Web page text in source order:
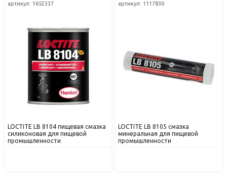
артикул: 1652337
LOCTITE LB 8104 пищевая смазка
силиконовая для пищевой
промышленности
артикул: 1117830
LOCTITE LB 8105 смазка
минеральная для пищевой
промышленности